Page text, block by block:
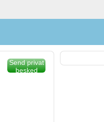
Send privat
besked